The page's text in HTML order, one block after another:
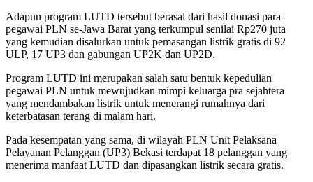
Adapun program LUTD tersebut berasal dari hasil donasi para
pegawai PLN se-Jawa Barat yang terkumpul senilai Rp270 juta
yang kemudian disalurkan untuk pemasangan listrik gratis di 92
ULP, 17 UP3 dan gabungan UP2K dan UP2D.
Program LUTD ini merupakan salah satu bentuk kepedulian
pegawai PLN untuk mewujudkan mimpi keluarga pra sejahtera
yang mendambakan listrik untuk menerangi rumahnya dari
keterbatasan terang di malam hari.
Pada kesempatan yang sama, di wilayah PLN Unit Pelaksana
Pelayanan Pelanggan (UP3) Bekasi terdapat 18 pelanggan yang
menerima manfaat LUTD dan dipasangkan listrik secara gratis.